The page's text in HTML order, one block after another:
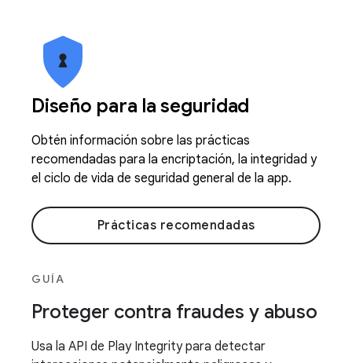
Diseño para la seguridad
Obtén información sobre las prácticas
recomendadas para la encriptación, la integridad y
el ciclo de vida de seguridad general de la app.
Prácticas recomendadas
GUÍA
Proteger contra fraudes y abuso
Usa la API de Play Integrity para detectar